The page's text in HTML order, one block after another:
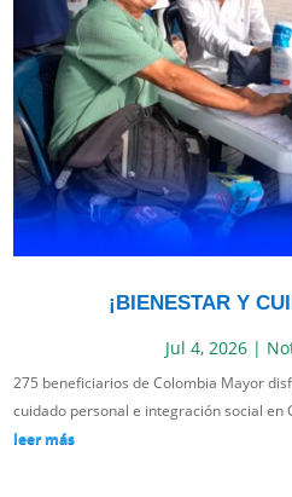
¡BIENESTAR Y
Jul 4, 2026|
275 beneficiarios de Colombia Mayor
cuidado personal e integración social en
leer más